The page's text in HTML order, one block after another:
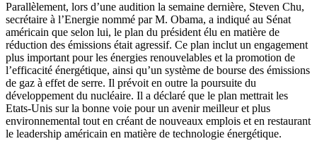
Parallèlement, lors d’une audition la semaine dernière, Steven Chu,
secrétaire à l’Energie nommé par M. Obama, a indiqué au Sénat
américain que selon lui, le plan du président élu en matière de
réduction des émissions était agressif. Ce plan inclut un engagement
plus important pour les énergies renouvelables et la promotion de
l’efficacité énergétique, ainsi qu’un système de bourse des émissions
de gaz à effet de serre. Il prévoit en outre la poursuite du
développement du nucléaire. Il a déclaré que le plan mettrait les
Etats-Unis sur la bonne voie pour un avenir meilleur et plus
environnemental tout en créant de nouveaux emplois et en restaurant
le leadership américain en matière de technologie énergétique.